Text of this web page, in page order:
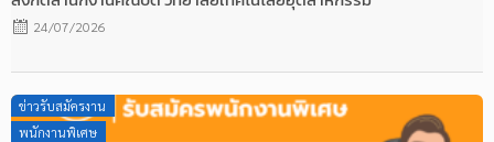
24/07/2026
ข่าวรับสมัครงาน
พนักงานพิเศษ
Posted
on